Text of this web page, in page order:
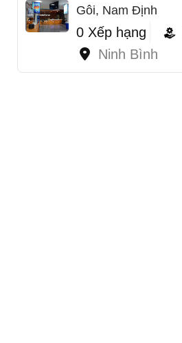
Gôi, Nam Định
0 Xếp hạng
Ninh Bình